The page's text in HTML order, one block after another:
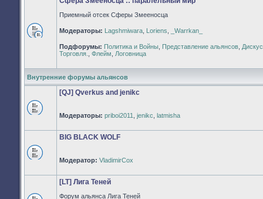
непрочитанных
сообщений
Приемный отсек Сферы Змееносца
Модераторы: Lagshmiwara Loriens _Warrkan_
Подфорумы: Политика и Войны Представление альянсов
Торговля.
Флейм Логовница
Внутренние форумы альянсов
Нет
сообщений
[QJ] Qverkus and jenikc
Модераторы: priboi2011 jenikc latmisha
Нет
сообщений
BIG BLACK WOLF
Модератор: VladimirCox
[LT] Лига Теней
Форум альянса Лига Теней